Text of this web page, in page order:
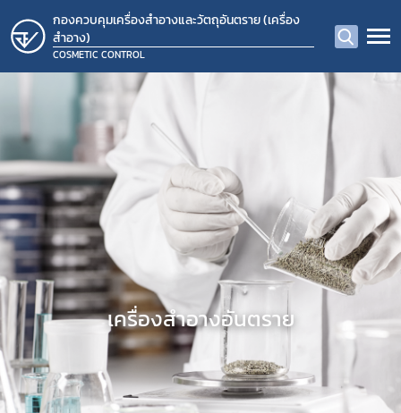
กองควบคุมเครื่องสำอางและวัตถุอันตราย (เครื่อง
สำอาง)
COSMETIC CONTROL
​เครื่องสำอางอันตราย